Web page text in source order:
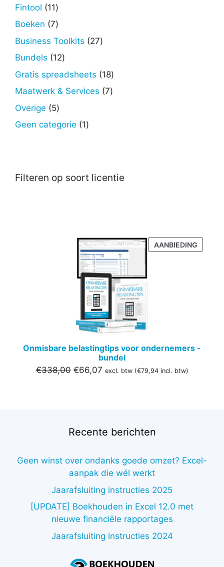
Fintool 1111
producten
Boeken 77
producten
Business Toolkits 2727
Bundels 1212
producten
Gratis spreadsheets 1818
producten
Maatwerk & Services 77
Overige 55
producten
Geen categorie 11
Filteren op soort licentie
AANBIEDING
IN
Onmisbare belastingtips voor ondernemers -
bundel
€338,00 Oorspronkelijke
€66,07Huidige
excl. btw (€79,94incl. btw)
Recente berichten
Geen winst over ondanks goede omzet? Excel-
aanpak die wél werkt
Jaarafsluiting instructies 2025
[UPDATE] Boekhouden in Excel 12.0 met
nieuwe financiële rapportages
Jaarafsluiting instructies 2024